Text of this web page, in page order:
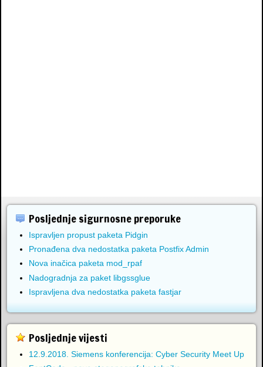
Posljednje sigurnosne preporuke
Ispravljen propust paketa Pidgin
Pronađena dva nedostatka paketa Postfix Admin
Nova inačica paketa mod_rpaf
Nadogradnja za paket libgssglue
Ispravljena dva nedostatka paketa fastjar
Posljednje vijesti
12.9.2018. Siemens konferencija: Cyber Security Meet Up